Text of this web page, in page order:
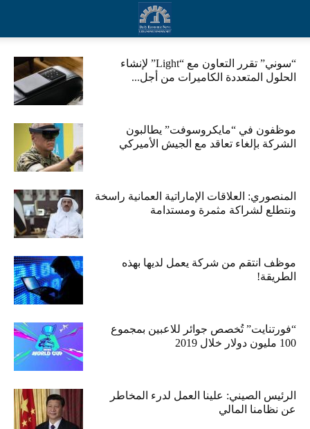
“سوني” تقرر التعاون مع “Light” لإنشاء
الحلول المتعددة الكاميرات من أجل...
موظفون في “مايكروسوفت” يطالبون
الشركة بإلغاء تعاقد مع الجيش الأميركي
المنصوري: العلاقات الإماراتية العمانية راسخة
ونتطلع لشراكة مثمرة ومستدامة
موظف انتقم من شركة يعمل لديها بهذه
الطريقة!
“فورتنايت” تُخصص جوائر للاعبين بمجموع
100 مليون دولار خلال 2019
الرئيس الصيني: علينا العمل لدرء المخاطر
عن نظامنا المالي